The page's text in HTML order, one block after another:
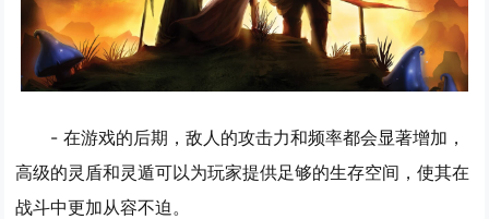
- 在游戏的后期，敌人的攻击力和频率都会显著增加，
高级的灵盾和灵遁可以为玩家提供足够的生存空间，使其在
战斗中更加从容不迫。